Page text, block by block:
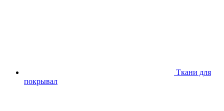
Ткани для
покрывал